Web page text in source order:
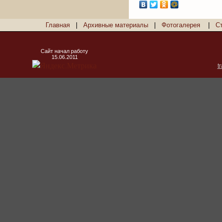
Главная Архивные материалы Фотогалерея
Сайт начал работу
15.06.2011